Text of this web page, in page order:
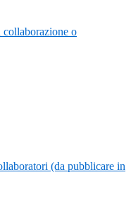
o
(da pubblicare in